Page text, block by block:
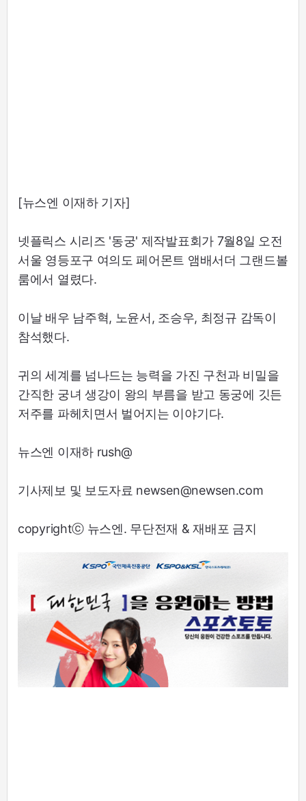
[뉴스엔 이재하 기자]
넷플릭스 시리즈 '동궁' 제작발표회가 7월8일 오전
서울 영등포구 여의도 페어몬트 앰배서더 그랜드볼
룸에서 열렸다.
이날 배우 남주혁, 노윤서, 조승우, 최정규 감독이
참석했다.
귀의 세계를 넘나드는 능력을 가진 구천과 비밀을
간직한 궁녀 생강이 왕의 부름을 받고 동궁에 깃든
저주를 파헤치면서 벌어지는 이야기다.
뉴스엔 이재하 rush@
기사제보 및 보도자료 newsen@newsen.com
copyrightⓒ 뉴스엔. 무단전재 & 재배포 금지